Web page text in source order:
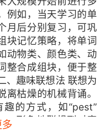
例如，当天学习的单
月后分别复习，可巩
块记忆策略，将单词
动物类、颜色类、动
整合成组块，便于整
、趣味联想法 联想为
枯燥的机械背诵。
的方式，如“pest”
”，形象地联想到对害
象形联想也颇具魅